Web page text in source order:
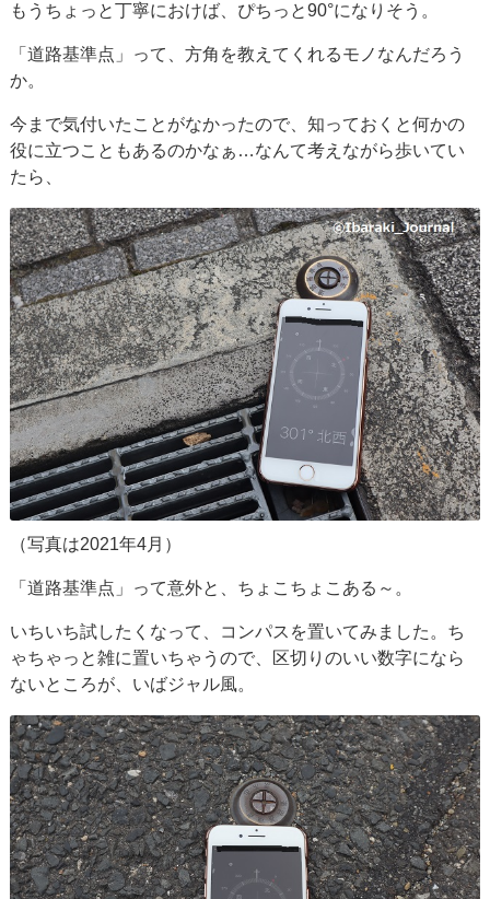
もうちょっと丁寧におけば、ぴちっと90°になりそう。
「道路基準点」って、方角を教えてくれるモノなんだろう
か。
今まで気付いたことがなかったので、知っておくと何かの
役に立つこともあるのかなぁ…なんて考えながら歩いてい
たら、
（写真は2021年4月）
「道路基準点」って意外と、ちょこちょこある～。
いちいち試したくなって、コンパスを置いてみました。ち
ゃちゃっと雑に置いちゃうので、区切りのいい数字になら
ないところが、いばジャル風。